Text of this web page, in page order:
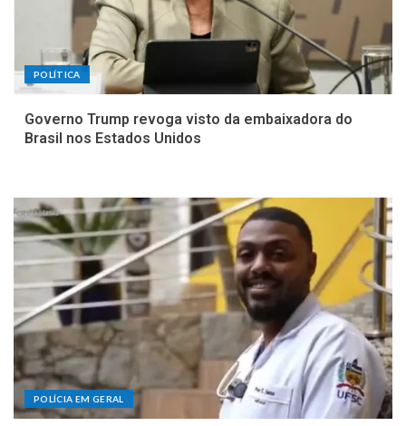
POLÍTICA
Governo Trump revoga visto da embaixadora do
Brasil nos Estados Unidos
POLÍCIA EM GERAL